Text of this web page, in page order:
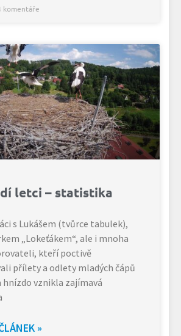
komentáře
letci – statistika
s Lukášem (tvůrce tabulek),
„Lokeťákem“, ale i mnoha
kteří poctivě
přílety a odlety mladých čápů
hnízdo vznikla zajímavá
»